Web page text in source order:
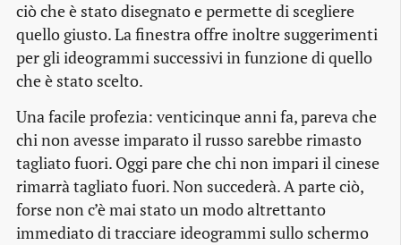
ciò che è stato disegnato e permette di scegliere
quello giusto. La finestra offre inoltre suggerimenti
per gli ideogrammi successivi in funzione di quello
che è stato scelto.
Una facile profezia: venticinque anni fa, pareva che
chi non avesse imparato il russo sarebbe rimasto
tagliato fuori. Oggi pare che chi non impari il cinese
rimarrà tagliato fuori. Non succederà. A parte ciò,
forse non c’è mai stato un modo altrettanto
immediato di tracciare ideogrammi sullo schermo